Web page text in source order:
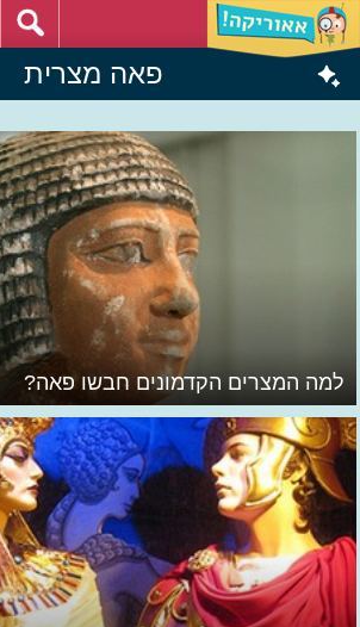
פאה מצרית
למה המצרים הקדמונים חבשו פאה?